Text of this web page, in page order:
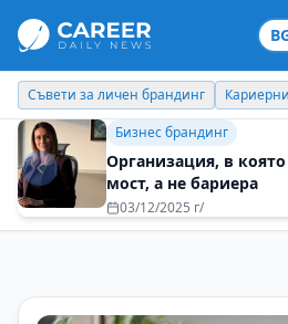
Кариерни съвети Новини Нови
Кариерни съвети
Теорията и
ръка за ръка
29/08/2025 г/